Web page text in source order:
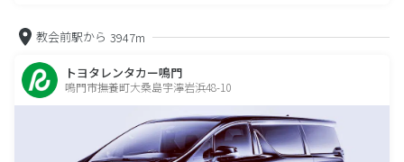
教会前駅から 3947m
トヨタレンタカー鳴門
鳴門市撫養町大桑島宇濘岩浜48-10